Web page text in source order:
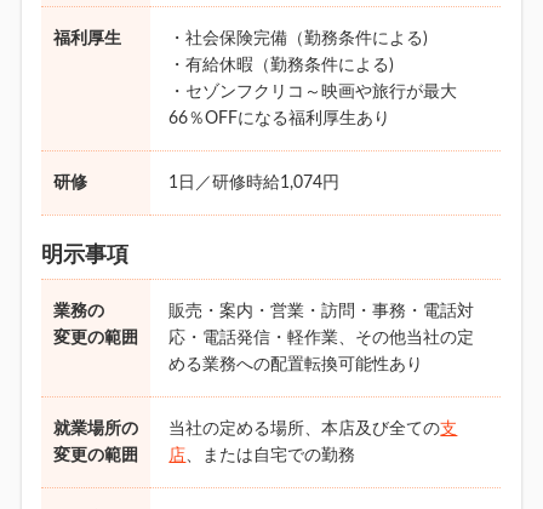
福利厚生
・社会保険完備（勤務条件による)
・有給休暇（勤務条件による)
・セゾンフクリコ～映画や旅行が最大
66％OFFになる福利厚生あり
研修 1日／研修時給1,074円
明示事項
業務の
変更の範囲
販売・案内・営業・訪問・事務・電話対
応・電話発信・軽作業、その他当社の定
める業務への配置転換可能性あり
就業場所の
変更の範囲
当社の定める場所、本店及び全ての支
店、または自宅での勤務